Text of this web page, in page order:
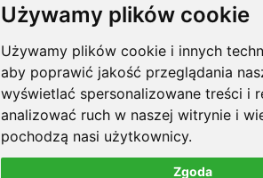
Używamy plików cookie
Używamy plików cookie i innych
aby poprawić jakość przeglądania
wyświetlać spersonalizowane treści i
analizować ruch w naszej witrynie i
pochodzą nasi użytkownicy.
Zgoda